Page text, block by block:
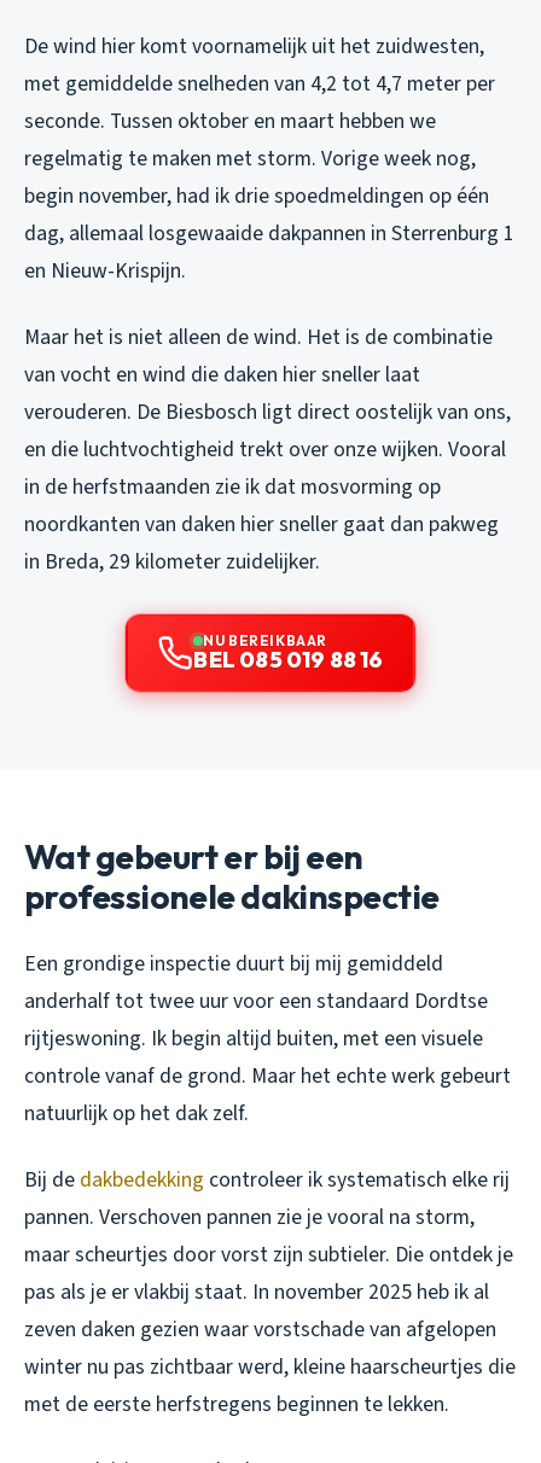
De wind hier komt voornamelijk uit het zuidwesten,
met gemiddelde snelheden van 4,2 tot 4,7 meter per
seconde. Tussen oktober en maart hebben we
regelmatig te maken met storm. Vorige week nog,
begin november, had ik drie spoedmeldingen op één
dag, allemaal losgewaaide dakpannen in Sterrenburg 1
en Nieuw-Krispijn.
Maar het is niet alleen de wind. Het is de combinatie
van vocht en wind die daken hier sneller laat
verouderen. De Biesbosch ligt direct oostelijk van ons,
en die luchtvochtigheid trekt over onze wijken. Vooral
in de herfstmaanden zie ik dat mosvorming op
noordkanten van daken hier sneller gaat dan pakweg
in Breda, 29 kilometer zuidelijker.
NU BEREIKBAAR
BEL 085 019 88 16
Wat gebeurt er bij een
professionele dakinspectie
Een grondige inspectie duurt bij mij gemiddeld
anderhalf tot twee uur voor een standaard Dordtse
rijtjeswoning. Ik begin altijd buiten, met een visuele
controle vanaf de grond. Maar het echte werk gebeurt
natuurlijk op het dak zelf.
Bij de dakbedekking controleer ik systematisch elke rij
pannen. Verschoven pannen zie je vooral na storm,
maar scheurtjes door vorst zijn subtieler. Die ontdek je
pas als je er vlakbij staat. In november 2025 heb ik al
zeven daken gezien waar vorstschade van afgelopen
winter nu pas zichtbaar werd, kleine haarscheurtjes die
met de eerste herfstregens beginnen te lekken.